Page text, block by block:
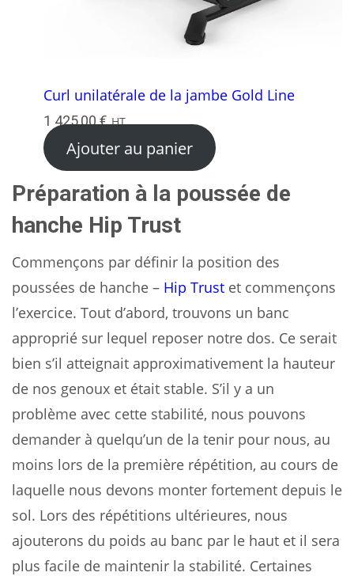
Curl unilatérale de la jambe Gold Line
1 425,00€ HT
Ajouter au panier
Préparation à la poussée de
hanche Hip Trust
Commençons par définir la position des
poussées de hanche – Hip Trust et commençons
l’exercice. Tout d’abord, trouvons un banc
approprié sur lequel reposer notre dos. Ce serait
bien s’il atteignait approximativement la hauteur
de nos genoux et était stable. S’il y a un
problème avec cette stabilité, nous pouvons
demander à quelqu’un de la tenir pour nous, au
moins lors de la première répétition, au cours de
laquelle nous devons monter fortement depuis le
sol. Lors des répétitions ultérieures, nous
ajouterons du poids au banc par le haut et il sera
plus facile de maintenir la stabilité. Certaines